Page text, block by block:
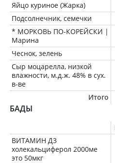
Яйцо куриное (Жарка)
Подсолнечник, семечки
* МОРКОВЬ ПО-КОРЕЙСКИ |
Марина
Чеснок, зелень
Сыр моцарелла, низкой
влажности, м.д.ж. 48% в сух.
в-ве
Итого
БАДЫ
ВИТАМИН Д3
холекальциферол 2000ме
это 50мкг